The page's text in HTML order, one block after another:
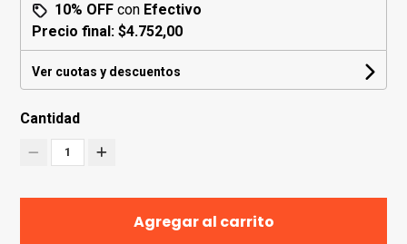
10% OFF con Efectivo
Precio final:$4.752,00
Ver cuotas y descuentos
Cantidad
1
Agregar al carrito